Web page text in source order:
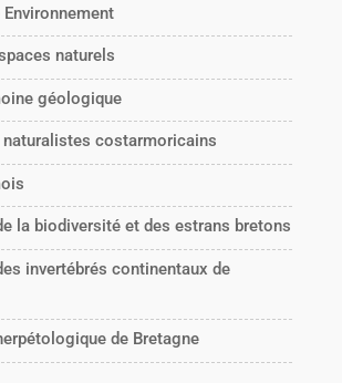
naturels
géologique
naturalistes costarmoricains
la biodiversité et des estrans bretons
invertébrés continentaux de
de Bretagne